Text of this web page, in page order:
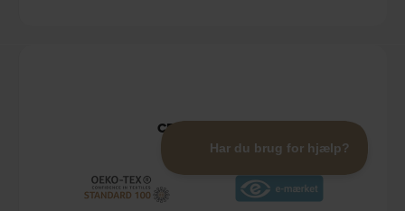
CERTIFIKATER